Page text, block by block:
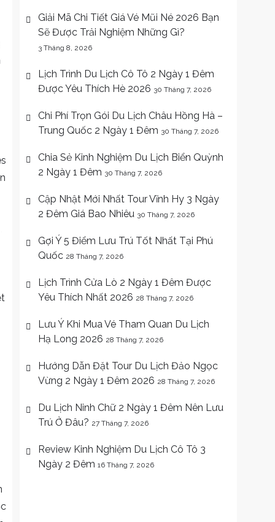
Giải Mã Chi Tiết Giá Vé Mũi Né 2026 Bạn
Sẽ Được Trải Nghiệm Những Gì?
3 Tháng 8, 2026
Lịch Trình Du Lịch Cô Tô 2 Ngày 1 Đêm
Được Yêu Thích Hè 2026 30 Tháng 7, 2026
Chi Phí Trọn Gói Du Lịch Châu Hồng Hà –
Trung Quốc 2 Ngày 1 Đêm 30 Tháng 7, 2026
Chia Sẻ Kinh Nghiệm Du Lịch Biển Quỳnh
2 Ngày 1 Đêm 30 Tháng 7, 2026
Cập Nhật Mới Nhất Tour Vĩnh Hy 3 Ngày
2 Đêm Giá Bao Nhiêu 30 Tháng 7, 2026
Gợi Ý 5 Điểm Lưu Trú Tốt Nhất Tại Phú
Quốc 28 Tháng 7, 2026
Lịch Trình Cửa Lò 2 Ngày 1 Đêm Được
Yêu Thích Nhất 2026 28 Tháng 7, 2026
Lưu Ý Khi Mua Vé Tham Quan Du Lịch
Hạ Long 2026 28 Tháng 7, 2026
Hướng Dẫn Đặt Tour Du Lịch Đảo Ngọc
Vừng 2 Ngày 1 Đêm 2026 28 Tháng 7, 2026
Du Lịch Ninh Chữ 2 Ngày 1 Đêm Nên Lưu
Trú Ở Đâu? 27 Tháng 7, 2026
Review Kinh Nghiệm Du Lịch Cô Tô 3
Ngày 2 Đêm 16 Tháng 7, 2026